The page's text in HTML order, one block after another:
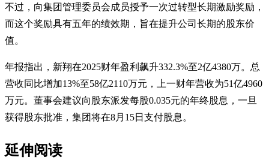
不过，向集团管理委员会成员授予一次过转型长期激励奖励，
而这个奖励具有五年的绩效期，旨在提升公司长期的股东价
值。
年报指出，新翔在2025财年盈利飙升332.3%至2亿4380万。总
营收同比增加13%至58亿2110万元，上一财年营收为51亿4960
万元。董事会建议向股东派发每股0.035元的年终股息，一旦
获得股东批准，集团将在8月15日支付股息。
延伸阅读